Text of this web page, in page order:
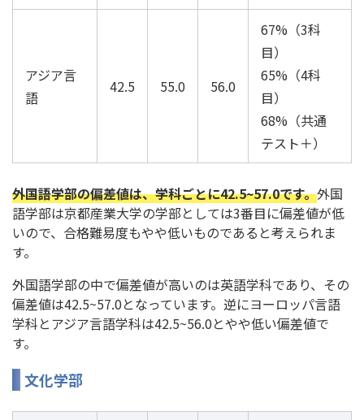
アジア言
語
42.5 55.0 56.0
67%（3科
目）
65%（4科
目）
68%（共通
テスト＋）
外国語学部の偏差値は、学科ごとに42.5~57.0です。外国
語学部は京都産業大学の学部としては3番目に偏差値が低
いので、合格難易度もやや低いものであると考えられま
す。
外国語学部の中で偏差値が高いのは英語学科であり、その
偏差値は42.5~57.0となっています。逆にヨーロッパ言語
学科とアジア言語学科は42.5~56.0とやや低い偏差値で
す。
文化学部